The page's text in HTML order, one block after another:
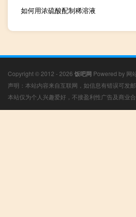
如何用浓硫酸配制稀溶液
Copyright © 2012 - 2026 饭吧网 Powered by 网
声明：本站内容来自互联网，如信息有错误可发
本站仅为个人兴趣爱好，不接盈利性广告及商业